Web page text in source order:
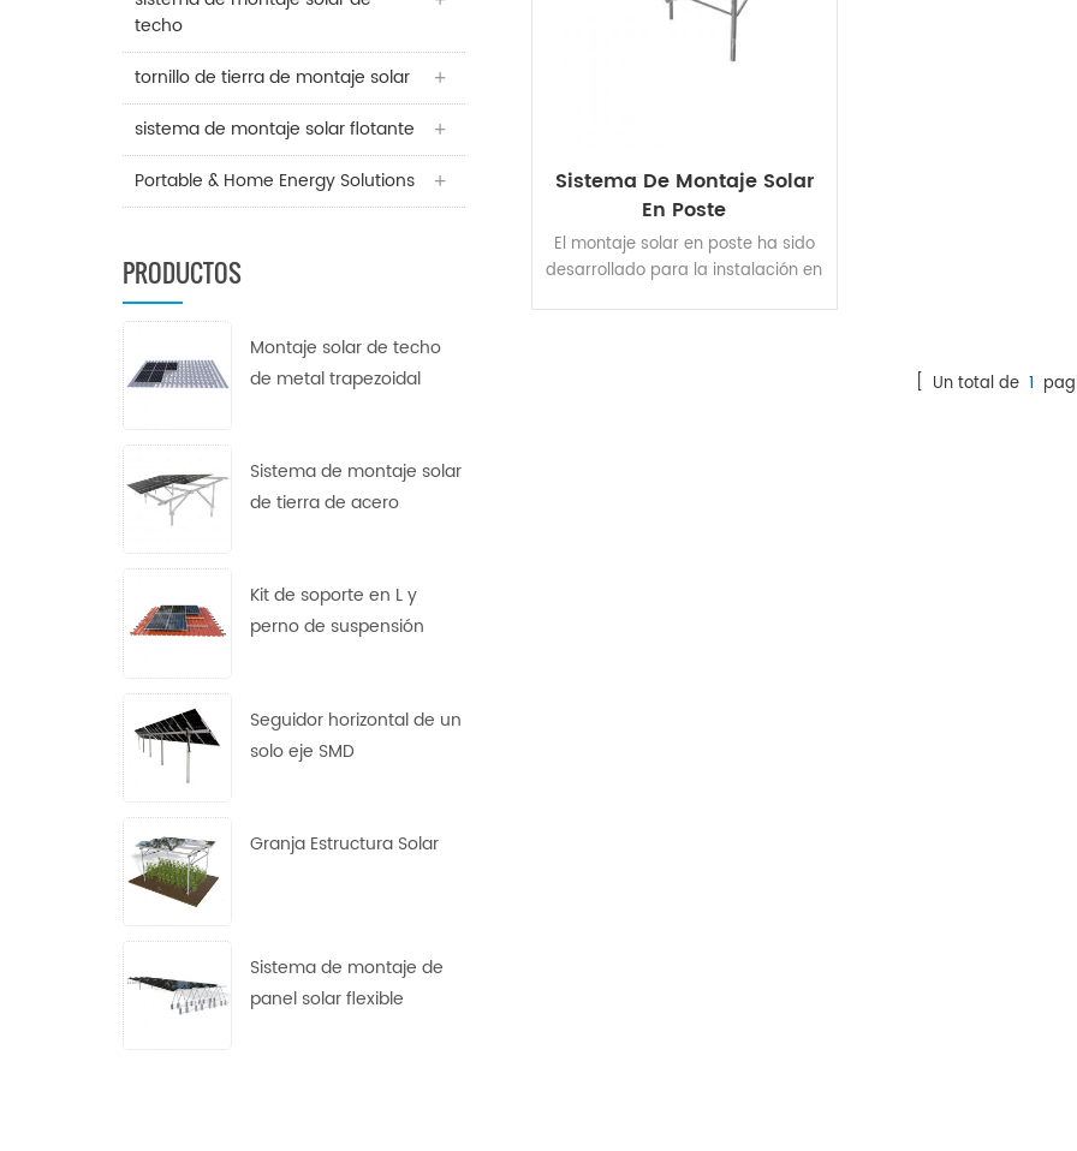
techo
tornillo de tierra de montaje solar
sistema de montaje solar flotante
Portable & Home Energy Solutions
PRODUCTOS
Montaje solar de techo
de metal trapezoidal
Sistema de montaje solar
de tierra de acero
Kit de soporte en L y
perno de suspensión
Seguidor horizontal de un
solo eje SMD
Granja Estructura Solar
Sistema de montaje de
panel solar flexible
Sistema De Montaje Solar
En Poste
El montaje solar en poste ha sido
desarrollado para la instalación en
[ Un total de 1